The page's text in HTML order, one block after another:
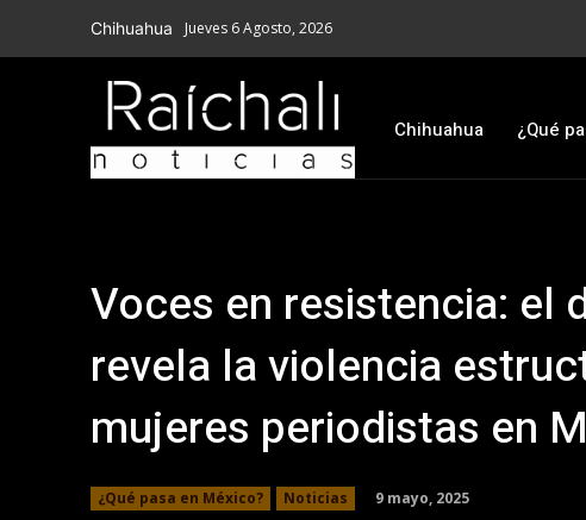
Chihuahua Jueves 6 Agosto, 2026
Chihuahua ¿Qué
Voces en resistencia: el
revela la violencia
mujeres periodistas en
¿Qué pasa en México? Noticias 9 mayo, 2025